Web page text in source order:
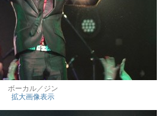
ボーカル／ジン
拡大画像表示